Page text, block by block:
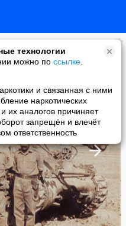
технологии
можно по ссылке
и связанная с ними
наркотических
их аналогов причиняет
запрещён и влечёт
ответственность